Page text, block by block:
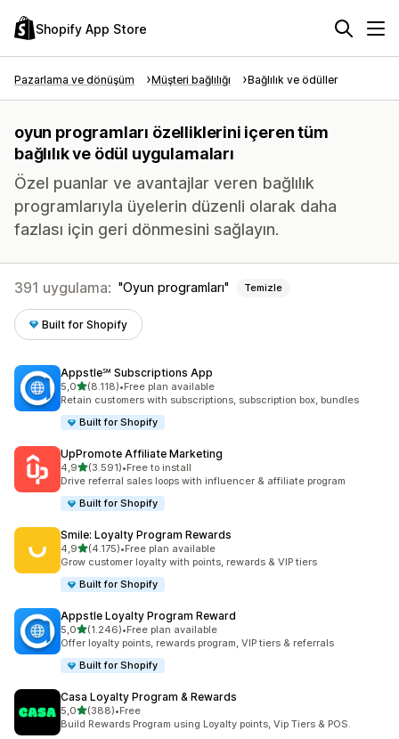
Shopify App Store
Pazarlama ve dönüşüm Müşteri bağlılığı Bağlılık ve ödüller
oyun programları özelliklerini içeren tüm
bağlılık ve ödül uygulamaları
Özel puanlar ve avantajlar veren bağlılık
programlarıyla üyelerin düzenli olarak daha
fazlası için geri dönmesini sağlayın.
391 uygulama: Oyun programları Temizle
Built for Shopify
Appstle℠ Subscriptions App
5,05 yıldız üzerinden
(8.118)
toplam 8118 değerlendirme
•Free plan available
Retain customers with subscriptions, subscription box, bundles
Built for Shopify
UpPromote Affiliate Marketing
4,95 yıldız üzerinden
(3.591)
toplam 3591 değerlendirme
•Free to install
Drive referral sales loops with influencer & affiliate program
Built for Shopify
Smile: Loyalty Program Rewards
4,95 yıldız üzerinden
(4.175)
toplam 4175 değerlendirme
•Free plan available
Grow customer loyalty with points, rewards & VIP tiers
Built for Shopify
Appstle Loyalty Program Reward
5,05 yıldız üzerinden
(1.246)
toplam 1246 değerlendirme
•Free plan available
Offer loyalty points, rewards program, VIP tiers & referrals
Built for Shopify
Casa Loyalty Program & Rewards
5,05 yıldız üzerinden
(388)
toplam 388 değerlendirme
•Free
Build Rewards Program using Loyalty points, Vip Tiers & POS.